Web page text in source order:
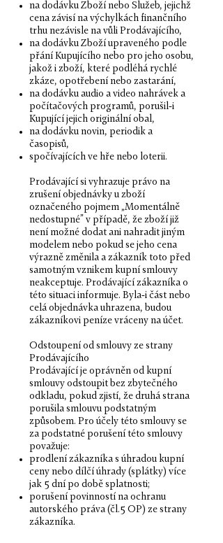
na dodávku Zboží nebo Služeb, jejichž
cena závisí na výchylkách finančního
trhu nezávisle na vůli Prodávajícího,
na dodávku Zboží upraveného podle
přání Kupu­jícího nebo pro jeho osobu,
jakož i zboží, které podléhá rychlé
zkáze, opotřebení nebo zastarání,
na dodávku audio a video nahrávek a
počí­tačových pro­gramů, porušil-i
Kupu­jící jejich orig­inální obal,
na dodávku novin, peri­odik a
časopisů,
spočí­va­jících ve hře nebo loterii.
Prodá­va­jící si vyhrazuje právo na
zrušení objed­návky u zboží
označeného pojmem „Momen­tálně
nedos­tupné” v pří­padě, že zboží již
není možné dodat ani nahra­dit jiným
mod­elem nebo pokud se jeho cena
výrazně změnila a zákazník toto před
samot­ným vznikem kupní smlouvy
neak­cep­tuje. Prodá­va­jící zákazníka o
této situaci infor­muje. Byla-i část nebo
celá objed­návka uhrazena, budou
zákazníkovi peníze vrá­ceny na účet.
Odstoupení od smlouvy ze strany
Prodávajícího
Prodávající je oprávněn od kupní
smlouvy odstoupit bez zbytečného
odkladu, pokud zjistí, že druhá strana
porušila smlouvu podstatným
způsobem. Pro účely této smlouvy se
za podstatné porušení této smlouvy
považuje:
prodlení zákazníka s úhradou kupní
ceny nebo dílčí úhrady (splátky) více
jak 5 dní po době splatnosti;
porušení povinností na ochranu
autorského práva (čl.5 OP) ze strany
zákazníka.